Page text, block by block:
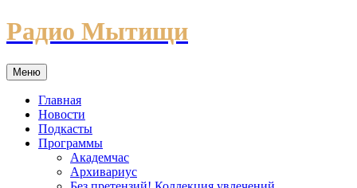
Перейти
к
Радио Мытищи
Меню
Главная
Новости
Подкасты
Программы
Академчас
Архивариус